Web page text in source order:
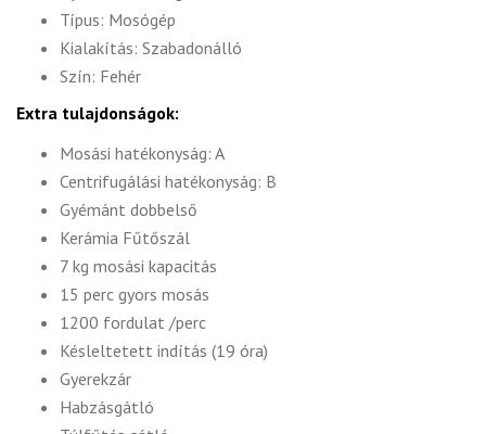
Típus: Mosógép
Kialakítás: Szabadonálló
Szín: Fehér
Extra tulajdonságok:
Mosási hatékonyság: A
Centrifugálási hatékonyság: B
Gyémánt dobbelső
Kerámia Fűtőszál
7 kg mosási kapacitás
15 perc gyors mosás
1200 fordulat /perc
Késleltetett indítás (19 óra)
Gyerekzár
Habzásgátló